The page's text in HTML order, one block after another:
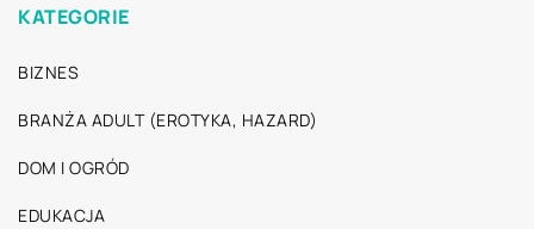
KATEGORIE
BIZNES
BRANŻA ADULT (EROTYKA, HAZARD)
DOM I OGRÓD
EDUKACJA